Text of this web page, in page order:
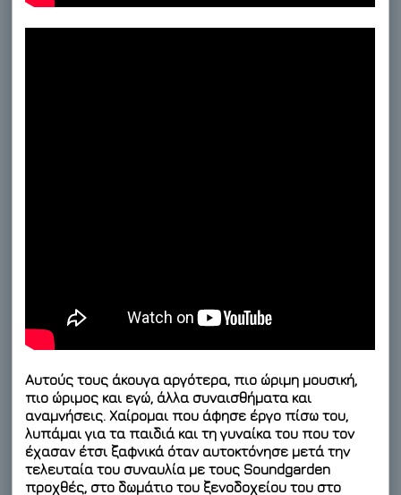
Αυτούς τους άκουγα αργότερα, πιο ώριμη μουσική,
πιο ώριμος και εγώ, άλλα συναισθήματα και
αναμνήσεις. Χαίρομαι που άφησε έργο πίσω του,
λυπάμαι για τα παιδιά και τη γυναίκα του που τον
έχασαν έτσι ξαφνικά όταν αυτοκτόνησε μετά την
τελευταία του συναυλία με τους Soundgarden
προχθές, στο δωμάτιο του ξενοδοχείου του στο